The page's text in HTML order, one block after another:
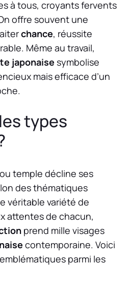
à tous, croyants fervents
offre souvent une
chance, réussite
Même au travail,
japonaise symbolise
mais efficace d’un
types
ou temple décline ses
des thématiques
véritable variété de
attentes de chacun,
prend mille visages
contemporaine. Voici
parmi les